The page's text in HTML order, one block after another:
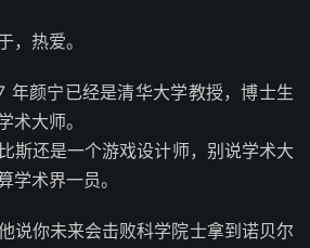
，热爱。
年颜宁已经是清华大学教授，博士生
术大师。
斯还是一个游戏设计师，别说学术大
学术界一员。
说你未来会击败科学院士拿到诺贝尔